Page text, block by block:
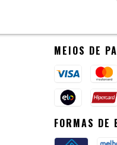
MEIOS DE
FORMAS DE